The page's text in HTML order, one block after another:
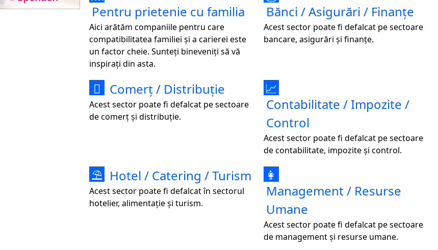
Pentru prietenie cu familia
Aici arătăm companiile pentru care
compatibilitatea familiei și a carierei este
un factor cheie. Sunteți bineveniți să vă
inspirați din asta.
Bănci / Asigurări / Finanțe
Acest sector poate fi defalcat pe sectoare
bancare, asigurări și finanțe.
 Comerț / Distribuție
Acest sector poate fi defalcat pe sectoare
de comerț și distribuție.
📈
Contabilitate / Impozite /
Control
Acest sector poate fi defalcat pe sectoare
de contabilitate, impozite și control.
⛱ Hotel / Catering / Turism
Acest sector poate fi defalcat în sectorul
hotelier, alimentație și turism.
👩
Management / Resurse
Umane
Acest sector poate fi defalcat pe sectoare
de management și resurse umane.